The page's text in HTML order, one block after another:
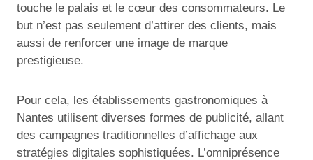
touche le palais et le cœur des consommateurs. Le
but n’est pas seulement d’attirer des clients, mais
aussi de renforcer une image de marque
prestigieuse.
Pour cela, les établissements gastronomiques à
Nantes utilisent diverses formes de publicité, allant
des campagnes traditionnelles d’affichage aux
stratégies digitales sophistiquées. L’omniprésence